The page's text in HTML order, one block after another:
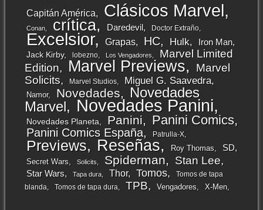
Capitán América Clásicos Marvel
Conan crítica Daredevil Doctor Extraño
Excelsior Grapas HC Hulk Iron Man
Jack Kirby lobezno Los Vengadores
Marvel Limited
Edition
Marvel Previews
Marvel
Solicits
Marvel Studios Miguel G. Saavedra
Namor Novedades
Novedades
Marvel
Novedades Panini
Novedades Planeta Panini Panini Comics
Panini Comics España Patrulla-X
Previews Reseñas Roy Thomas SD
Secret Wars Solicits Spiderman Stan Lee
Star Wars Tapa dura Thor Tomos
Tomos de tapa
blanda
Tomos de tapa dura TPB Vengadores X-Men